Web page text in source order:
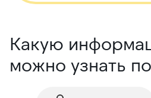
Какую
можно узнать